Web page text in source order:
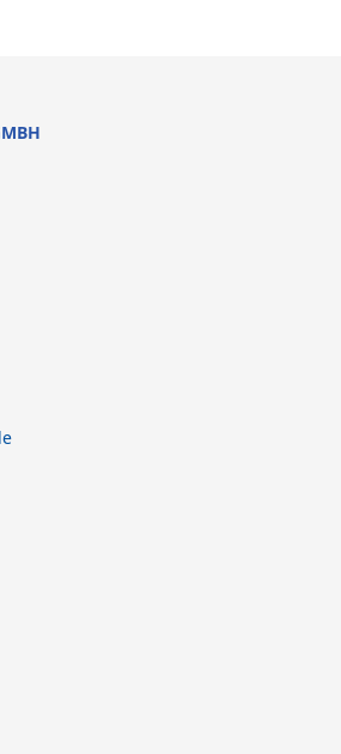
INHALTE IMMER AUCH AUF: